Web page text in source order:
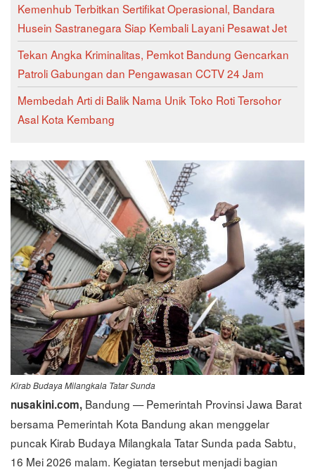
Kemenhub Terbitkan Sertifikat Operasional, Bandara
Husein Sastranegara Siap Kembali Layani Pesawat Jet
Tekan Angka Kriminalitas, Pemkot Bandung Gencarkan
Patroli Gabungan dan Pengawasan CCTV 24 Jam
Membedah Arti di Balik Nama Unik Toko Roti Tersohor
Asal Kota Kembang
Kirab Budaya Milangkala Tatar Sunda
nusakini.com, Bandung — Pemerintah Provinsi Jawa Barat
bersama Pemerintah Kota Bandung akan menggelar
puncak Kirab Budaya Milangkala Tatar Sunda pada Sabtu,
16 Mei 2026 malam. Kegiatan tersebut menjadi bagian